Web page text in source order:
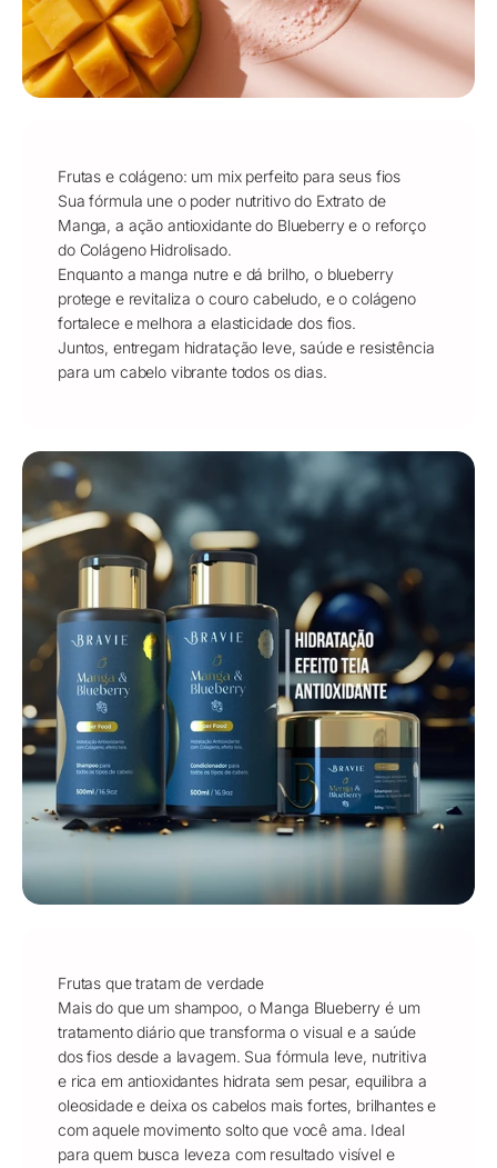
Frutas e colágeno: um mix perfeito para seus fios
Sua fórmula une o poder nutritivo do Extrato de
Manga, a ação antioxidante do Blueberry e o reforço
do Colágeno Hidrolisado.
Enquanto a manga nutre e dá brilho, o blueberry
protege e revitaliza o couro cabeludo, e o colágeno
fortalece e melhora a elasticidade dos fios.
Juntos, entregam hidratação leve, saúde e resistência
para um cabelo vibrante todos os dias.
Frutas que tratam de verdade
Mais do que um shampoo, o Manga Blueberry é um
tratamento diário que transforma o visual e a saúde
dos fios desde a lavagem. Sua fórmula leve, nutritiva
e rica em antioxidantes hidrata sem pesar, equilibra a
oleosidade e deixa os cabelos mais fortes, brilhantes e
com aquele movimento solto que você ama. Ideal
para quem busca leveza com resultado visível e